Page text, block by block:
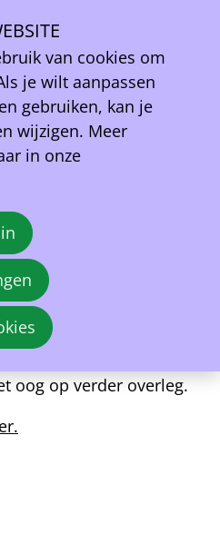
kosten thuisladen
kosten thuisladen
van EV Belgium heeft een
de terugbetaling door
voor thuisladen.
EV Belgium
2022 om 10:00
tot een werkbare en
investeringen in PV
stimuleert. Het
oog op verder overleg.
van cookies om
je wilt aanpassen
gebruiken, kan je
wijzigen. Meer
in onze